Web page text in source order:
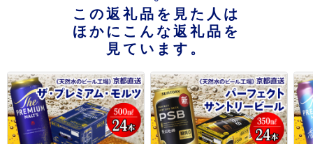
この返礼品を見た人は
ほかにこんな返礼品を
見ています。